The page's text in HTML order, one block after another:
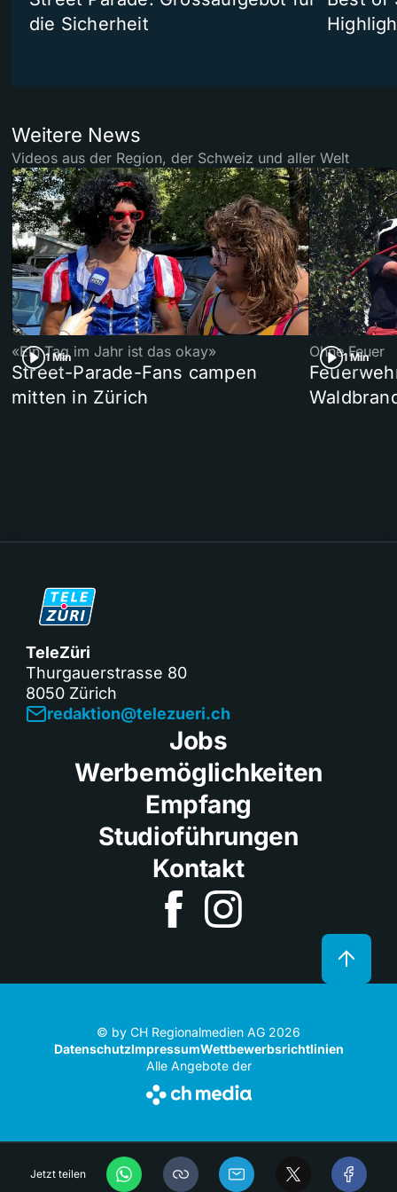
Jetzt teilen
die Sicherheit
Weitere News
Videos aus der Region, der Schweiz und aller Welt
1 Min
«Ein Tag im Jahr ist das okay»
Street-Parade-Fans campen
mitten in Zürich
1 Min
Ohne Feuer
TeleZüri
Thurgauerstrasse 80
8050 Zürich
redaktion@telezueri.ch
Jobs
Werbemöglichkeiten
Empfang
Studioführungen
Kontakt
© by CH Regionalmedien AG 2026
DatenschutzImpressumWettbewerbsrichtlinien
Alle Angebote der